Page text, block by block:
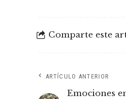
Comparte este
ARTÍCULO ANTERIOR
Emociones